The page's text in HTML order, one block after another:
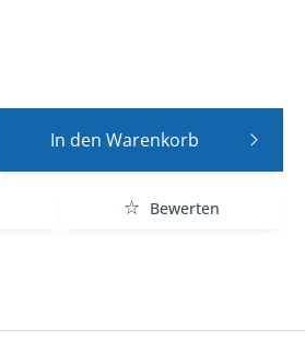
In den Warenkorb
Bewerten